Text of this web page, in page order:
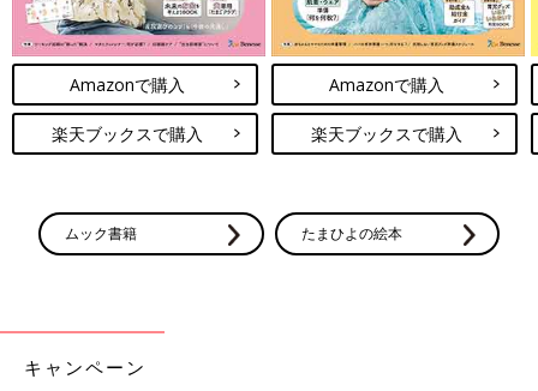
Amazonで購入
楽天ブックスで購入
Amazonで購入
楽天ブックスで購入
ムック書籍 たまひよの絵本
キャンペーン